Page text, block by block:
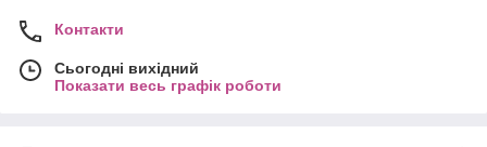
Контакти
Сьогодні вихідний
Показати весь графік роботи